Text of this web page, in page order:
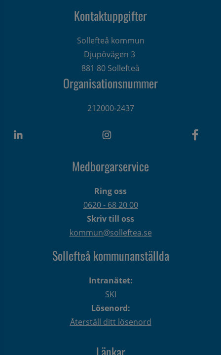
Kontaktuppgifter
Sollefteå kommun
Djupövägen 3
881 80 Sollefteå
Organisationsnummer
212000-2437
Medborgarservice
Ring oss
0620 - 68 20 00
Skriv till oss
kommun@solleftea.se
Sollefteå kommunanställda
Intranätet:
SKI
Lösenord:
Återställ ditt lösenord